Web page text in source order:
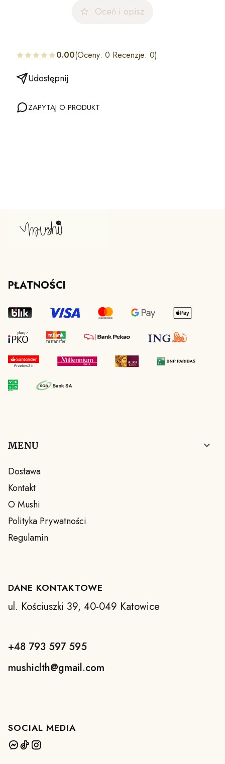
Oceń i opisz
0.00(Oceny: 0 Recenzje: 0)
Udostępnij
ZAPYTAJ O PRODUKT
PŁATNOŚCI
Linki w stopce
MENU
Dostawa
Kontakt
O Mushi
Polityka Prywatności
Regulamin
DANE KONTAKTOWE
ul. Kościuszki 39, 40-049 Katowice
+48 793 597 595
mushiclth@gmail.com
SOCIAL MEDIA